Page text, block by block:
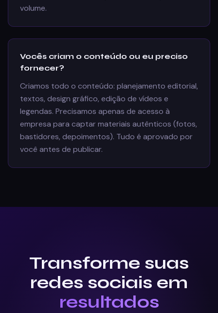
volume.
Vocês criam o conteúdo ou eu preciso
fornecer?
Criamos todo o conteúdo: planejamento editorial,
textos, design gráfico, edição de vídeos e
legendas. Precisamos apenas de acesso à
empresa para captar materiais autênticos (fotos,
bastidores, depoimentos). Tudo é aprovado por
você antes de publicar.
Transforme suas
redes sociais em
resultados